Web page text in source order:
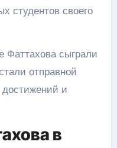
студентов своего
Фаттахова сыграли
отправной
и
в